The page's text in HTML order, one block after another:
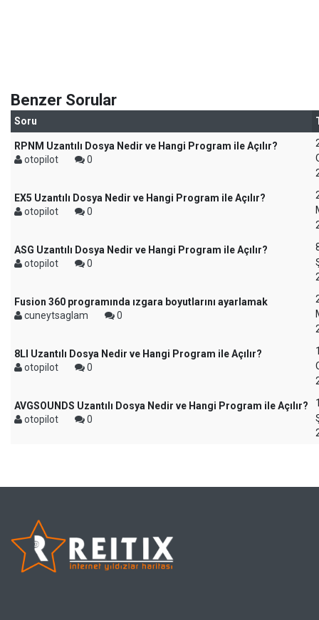
Benzer Sorular
Soru
RPNM Uzantılı Dosya Nedir ve Hangi Program ile Açılır?
otopilot
0
EX5 Uzantılı Dosya Nedir ve Hangi Program ile Açılır?
otopilot
0
ASG Uzantılı Dosya Nedir ve Hangi Program ile Açılır?
otopilot
0
Fusion 360 programında ızgara boyutlarını ayarlamak
cuneytsaglam
0
8LI Uzantılı Dosya Nedir ve Hangi Program ile Açılır?
otopilot
0
AVGSOUNDS Uzantılı Dosya Nedir ve Hangi Program ile Açılır?
otopilot
0